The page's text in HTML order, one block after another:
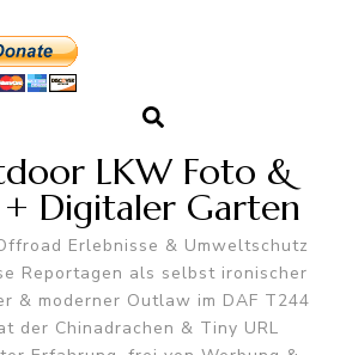
LKW Foto &
+ Digitaler Garten
Erlebnisse & Umweltschutz
Reportagen als selbst ironischer
& moderner Outlaw im DAF T244
der Chinadrachen & Tiny URL